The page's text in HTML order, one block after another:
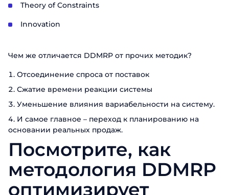
Theory of Constraints
Innovation
Чем же отличается DDMRP от прочих методик?
Отсоединение спроса от поставок
Сжатие времени реакции системы
Уменьшение влияния вариабельности на систему.
И самое главное – переход к планированию на
основании реальных продаж.
Посмотрите, как
методология DDMRP
оптимизирует